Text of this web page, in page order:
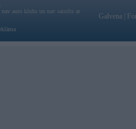
auto klubs un nav saistīts ar
Galvena